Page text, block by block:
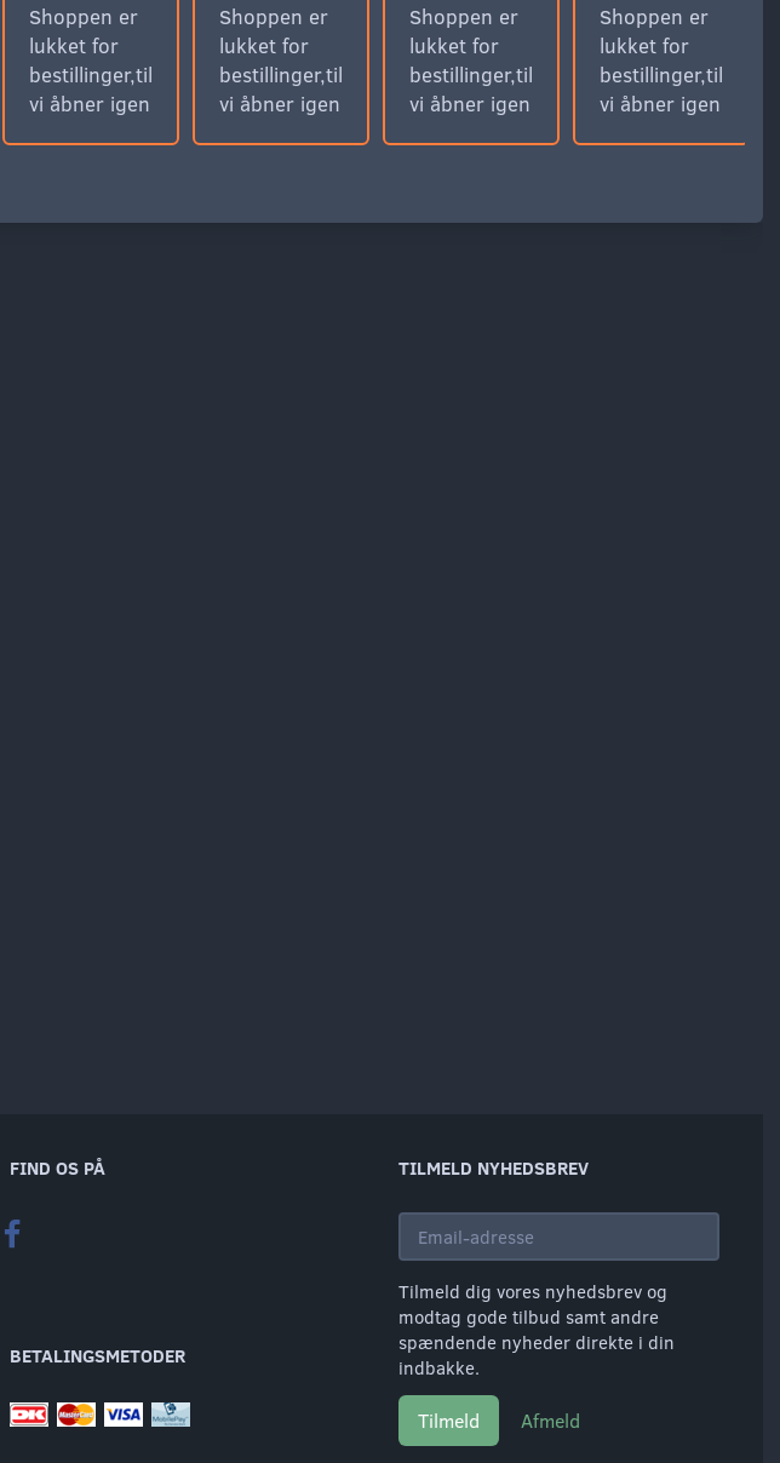
Shoppen er
lukket for
bestillinger,til
vi åbner igen
Shoppen er
lukket for
bestillinger,til
vi åbner igen
Shoppen er
lukket for
bestillinger,til
vi åbner igen
Shoppen er
lukket for
bestillinger,til
vi åbner igen
FIND OS PÅ
BETALINGSMETODER
TILMELD NYHEDSBREV
adresse
Tilmeld dig vores nyhedsbrev og
modtag gode tilbud samt andre
spændende nyheder direkte i din
indbakke.
Tilmeld Afmeld